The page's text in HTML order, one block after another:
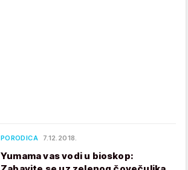
PORODICA 7.12.2018.
Yumama vas vodi u bioskop: